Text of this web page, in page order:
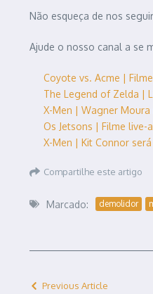
Não esqueça de nos
Ajude o nosso canal a se
Coyote vs. Acme |
The Legend of Zelda |
X-Men | Wagner
Os Jetsons | Filme
X-Men | Kit Connor
Compartilhe este artigo
Marcado: demolidor
Previous Article